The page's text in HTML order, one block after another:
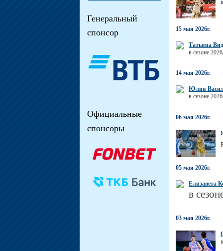
15 мая 2026г.
Татьяна
в сезоне
14 мая 2026г.
Юлия
в сезоне
06 мая 2026г.
05 мая 2026г.
Елизавета
в
03 мая 2026г.
Генеральный
спонсор
Официальные
спонсоры